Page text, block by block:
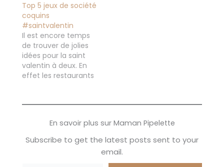
Top 5 jeux de société
coquins
#saintvalentin
Il est encore temps
de trouver de jolies
idées pour la saint
valentin à deux. En
effet les restaurants
faire une balade en
donc faire preuve
d'imagination et ça
tombe bien, voici les
En savoir plus sur Maman Pipelette
Subscribe to get the latest posts sent to your
email.